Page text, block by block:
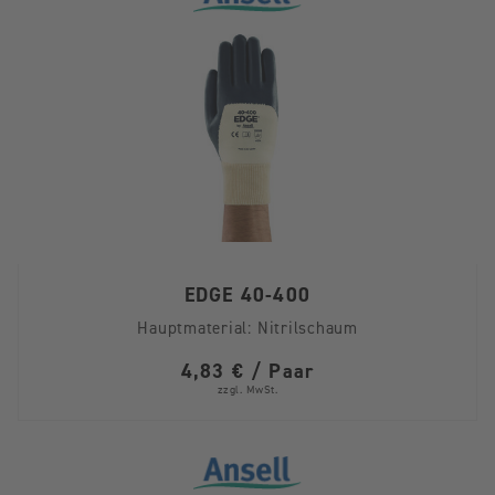
EDGE 40-400
Hauptmaterial: Nitrilschaum
4,83 € / Paar
zzgl. MwSt.